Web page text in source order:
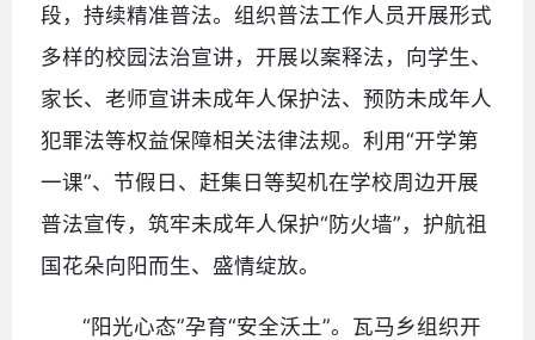
段，持续精准普法。组织普法工作人员开展形式
多样的校园法治宣讲，开展以案释法，向学生、
家长、老师宣讲未成年人保护法、预防未成年人
犯罪法等权益保障相关法律法规。利用“开学第
一课”、节假日、赶集日等契机在学校周边开展
普法宣传，筑牢未成年人保护“防火墙”，护航祖
国花朵向阳而生、盛情绽放。
“阳光心态”孕育“安全沃土”。瓦马乡组织开